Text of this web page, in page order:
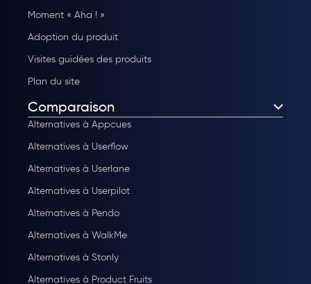
Moment « Aha ! »
Adoption du produit
Visites guidées des produits
Plan du site
Comparaison
Alternatives à Appcues
Alternatives à Userflow
Alternatives à Userlane
Alternatives à Userpilot
Alternatives à Pendo
Alternatives à WalkMe
Alternatives à Stonly
Alternatives à Product Fruits